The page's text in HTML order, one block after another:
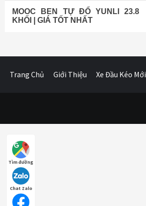
MOOC BEN TỰ ĐỔ YUNLI 23.8
KHỐI | GIÁ TỐT NHẤT
Tìm đường
Chat Zalo
Trang Chủ Giới Thiệu Xe Đầu Kéo Mới